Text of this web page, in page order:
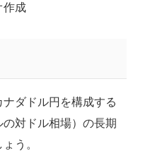
作成
ダドル円を構成する
対ドル相場）の長期
う。